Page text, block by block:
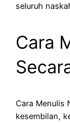
seluruh
Cara
Cara Menulis
kesembilan,